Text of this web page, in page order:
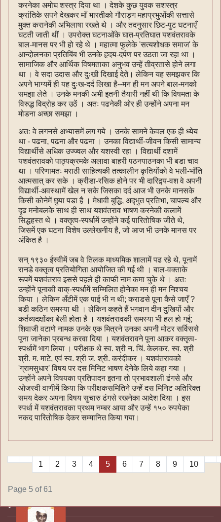
करनेका अमोघ शस्त्र दिया था । देशके कुछ युवक सशस्त्र
क्रांतिके सपने देखकर माँ भारतीको गौराङ्ग महाप्रभुओंकी सत्तासे
मुक्त करानेकी अभिलाषा रखते थे । और तदनुसार छिट-पुट घटनाएँ
घटती जाती थीं । उपरोक्त घटनाओंके घात-प्रतिघात यशवंतरावके
बाल-मानस पर भी हो रहे थे । महात्मा फुलेके 'सत्यशोधक समाज' के
आन्दोलनका प्रतिबिंब भी उनके हृदय-दर्पण पर उठता जा रहा था ।
सामाजिक और आर्थिक विषमताका अनुभव उन्हें तीव्रतासे होने लगा
था । वे सदा उदास और दुःखी दिखाई देते। लेकिन यह समझकर कि
अपने भाग्यमें ही यह दुःख-दर्द लिखा है--मन ही मन अपने बाल-मनको
समझा लेते । उनके मनकी अभी इतनी तैयारी नहीं थी कि विषमता के
विरुद्ध विद्रोह कर उठें । अतः पढनेकी ओर ही उन्होंने अपना मन
मोडना अच्छा समझा ।
अतः वे लगनसे अभ्यासमें लग गये । उनके सामने केवल एक ही ध्येय
था - पढना, पढना और पढना । उनका विद्यार्थी-जीवन किसी सामान्य
विद्यार्थीसे अधिक उज्ज्वल और यशस्वी रहा । विद्यार्थी दशामें
यशवंतरावको पाठ्यक्रमके अलावा बाहरी पठनपाठनका भी बडा चाव
था । परिणामतः मराठी साहित्यकी तत्कालीन कृतियोंको वे भली-भाँति
आत्मसात् कर सके । क्रीडा-रसिक होने पर भी दारिद्र्य-वश वे अपनी
विद्यार्थी-अवस्थामें खेल न सके जिसका दर्द आज भी उनके मानसके
किसी कोनेमें छुपा पडा है । मेधावी बुद्धि, अद्‍भुत प्रतिभा, चापल्य और
दृढ मनोबलके साथ ही साथ यशवंतराव भाषण करनेकी कलामें
सिद्धहस्त थे । वक्तृत्व-स्पर्धामें उन्होंने कई पारितोषिक जीते थे,
जिसमें एक घटना विशेष उल्लेखनीय है, जो आज भी उनके मानस पर
अंकित है ।
सन् १९३० ईस्वीमें जब वे तिलक माध्यमिक शालामें पढ रहे थे, पूनामें
रानडे वक्तृत्व प्रतियोगिता आयोजित की गई थी । बाल-वक्ताके
रूपमें यशवंतराव इससे पहले ही काफी नाम कमा चुके थे । अतः
उन्होंने पूनाकी वाक्-स्पर्धामें सम्मिलित होनेका मन ही मन निश्चय
किया । लेकिन अँटीमें एक पाई भी न थी; कराडसे पूना कैसे जाएँ ?
बडी कठिन समस्या थी । लेकिन कहते हैं भगवान दीन दुखियों और
कर्तव्यदक्षोंका बेली होता है । यशवंतरावकी समस्या भी हल हो गई;
शिवाजी वटाणे नामक उनके एक मित्रने उनका अपनी मोटर सर्विससे
पूना जानेका प्रबन्ध करवा दिया । यशवंतरावने पूना आकर वक्तृत्व-
स्पर्धामें भाग लिया । परीक्षक थे स्व. श्री न. चिं. केलकर, स्व. श्री
श्री. म. माटे, एवं स्व. श्री ज. श्री. करंदीकर । यशवंतरावको
'ग्रामसुधार' विषय पर दस मिनिट भाषण देनेके लिये कहा गया ।
उन्होंने अपने विषयका प्रतिपादन इतना तो प्रभावशाली ढंगसे और
ओजस्वी वाणीमें किया कि परीक्षकसमितिने उन्हें दस मिनिट अतिरिक्त
समय देकर अपना विषय सुचारु ढंगसे रखनेका आदेश दिया । इस
स्पर्धा में यशवंतरावका प्रथम नम्बर आया और उन्हें १५० रुपयेका
नकद पारितोषिक देकर सम्मानित किया गया।
1 2 3 4 5 6 7 8 9 10
Page 5 of 61